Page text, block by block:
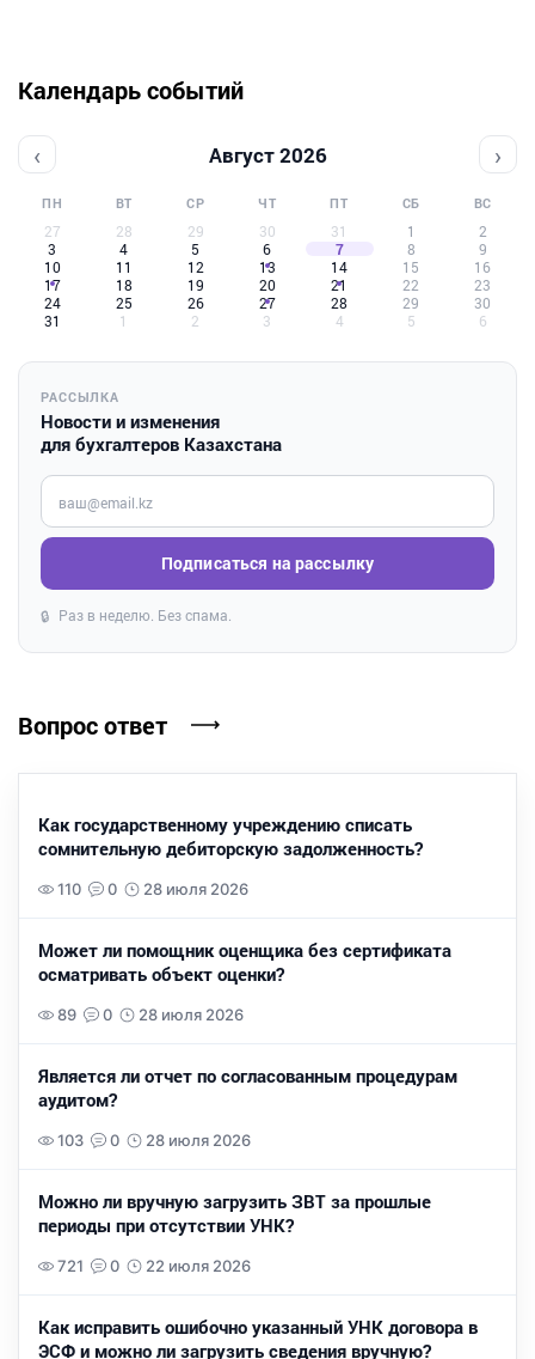
Календарь событий
‹ Август 2026 ›
ПН ВТ СР ЧТ ПТ СБ ВС
27 28 29 30 31 1
2
3
4 5 6 7 8
9
10
11 12 13 14 15
16
17
18 19 20 21 22
23
24
25 26 27 28 29
30
31
1 2 3 4 5 6
РАССЫЛКА
Новости и изменения
для бухгалтеров Казахстана
Введите ваш e-mail
Подписаться на рассылку
🔒 Раз в неделю. Без спама.
Вопрос ответ
Как государственному учреждению списать
сомнительную дебиторскую задолженность?
110 0 28 июля 2026
Может ли помощник оценщика без сертификата
осматривать объект оценки?
89 0 28 июля 2026
Является ли отчет по согласованным процедурам
аудитом?
103 0 28 июля 2026
Можно ли вручную загрузить ЗВТ за прошлые
периоды при отсутствии УНК?
721 0 22 июля 2026
Как исправить ошибочно указанный УНК договора в
ЭСФ и можно ли загрузить сведения вручную?